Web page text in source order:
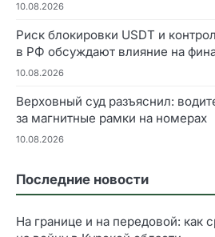
10.08.2026
Риск блокировки USDT и
в РФ обсуждают влияние на
10.08.2026
Верховный суд разъяснил:
за магнитные рамки на номерах
10.08.2026
Последние новости
На границе и на передовой: как